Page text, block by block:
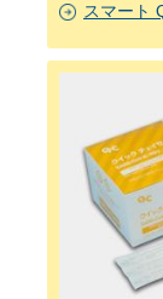
スマート